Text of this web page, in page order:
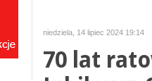
niedziela, 14 lipiec 2024 19:14
70 lat